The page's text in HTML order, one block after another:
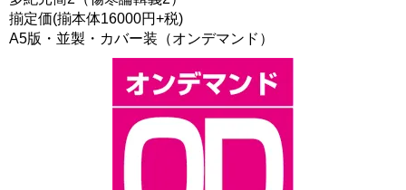
揃定価(揃本体16000円+税)
A5版・並製・カバー装（オンデマンド）